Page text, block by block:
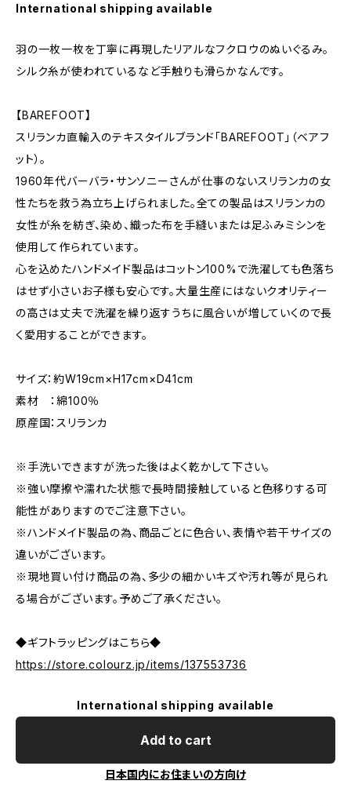
International shipping available
羽の一枚一枚を丁寧に再現したリアルなフクロウのぬいぐるみ。
シルク糸が使われているなど手触りも滑らかなんです。
【BAREFOOT】
スリランカ直輸入のテキスタイルブランド「BAREFOOT」（ベアフ
ット）。
1960年代バーバラ・サンソニーさんが仕事のないスリランカの女
性たちを救う為立ち上げられました。全ての製品はスリランカの
女性が糸を紡ぎ、染め、織った布を手縫いまたは足ふみミシンを
使用して作られています。
心を込めたハンドメイド製品はコットン100%で洗濯しても色落ち
はせず小さいお子様も安心です。大量生産にはないクオリティー
の高さは丈夫で洗濯を繰り返すうちに風合いが増していくので長
く愛用することができます。
サイズ：約W19cm×H17cm×D41cm
素材 ：綿100％
原産国：スリランカ
※手洗いできますが洗った後はよく乾かして下さい。
※強い摩擦や濡れた状態で長時間接触していると色移りする可
能性がありますのでご注意下さい。
※ハンドメイド製品の為、商品ごとに色合い、表情や若干サイズの
違いがございます。
※現地買い付け商品の為、多少の細かいキズや汚れ等が見られ
る場合がございます。予めご了承ください。
◆ギフトラッピングはこちら◆
https://store.colourz.jp/items/137553736
International shipping available
Add to cart
日本国内にお住まいの方向け